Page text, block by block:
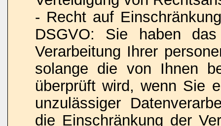
- Recht auf
DSGVO: Sie haben
Verarbeitung Ihrer
solange die von Ihnen
überprüft wird, wenn Sie
unzulässiger
die Einschränkung der